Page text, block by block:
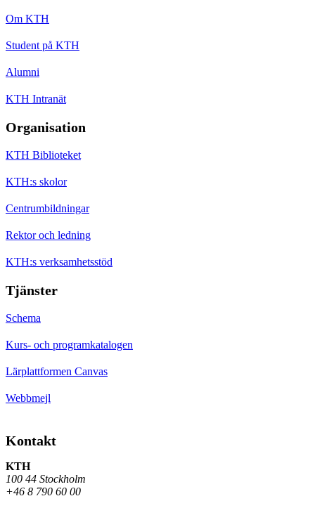
Om KTH
Student på KTH
Alumni
KTH Intranät
Organisation
KTH Biblioteket
KTH:s skolor
Centrumbildningar
Rektor och ledning
KTH:s verksamhetsstöd
Tjänster
Schema
Kurs- och programkatalogen
Lärplattformen Canvas
Webbmejl
Kontakt
KTH
100 44 Stockholm
+46 8 790 60 00